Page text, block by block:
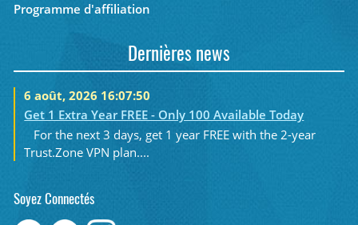
Programme d'affiliation
Dernières news
6 août, 2026 16:07:50
Get 1 Extra Year FREE - Only 100 Available Today
For the next 3 days, get 1 year FREE with the 2-year
Trust.Zone VPN plan....
Soyez Connectés